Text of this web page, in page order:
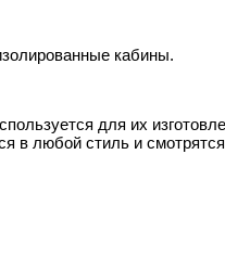
кабины.
для их
в любой стиль и